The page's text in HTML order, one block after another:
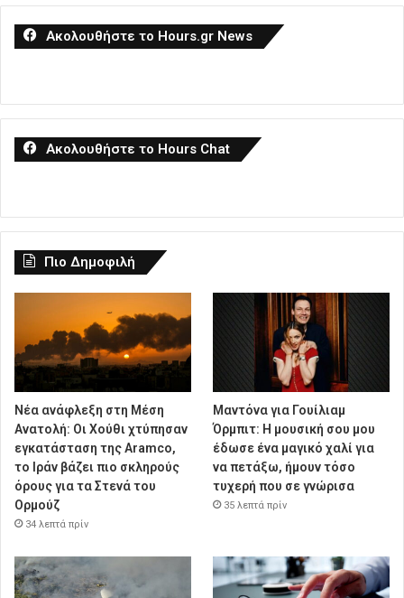
Ακολουθήστε το Hours.gr News
Ακολουθήστε το Hours Chat
Πιο Δημοφιλή
Νέα ανάφλεξη στη Μέση
Ανατολή: Οι Χούθι χτύπησαν
εγκατάσταση της Aramco,
το Ιράν βάζει πιο σκληρούς
όρους για τα Στενά του
Ορμούζ
34 λεπτά πρίν
Μαντόνα για Γουίλιαμ
Όρμπιτ: Η μουσική σου μου
έδωσε ένα μαγικό χαλί για
να πετάξω, ήμουν τόσο
τυχερή που σε γνώρισα
35 λεπτά πρίν